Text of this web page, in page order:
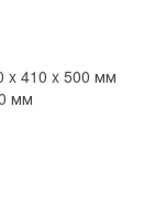
x 410 x 500 мм
мм